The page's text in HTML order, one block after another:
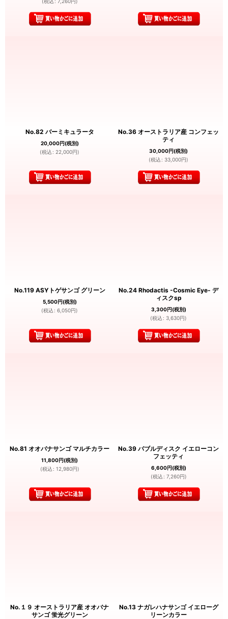
No.82 バーミキュラータ
20,000円(税別)
(税込 : 22,000円)
No.36 オーストラリア産 コンフェッ
ティ
30,000円(税別)
(税込 : 33,000円)
No.119 ASYトゲサンゴ グリーン
5,500円(税別)
(税込 : 6,050円)
No.24 Rhodactis -Cosmic Eye- デ
ィスクsp
3,300円(税別)
(税込 : 3,630円)
No.81 オオバナサンゴ マルチカラー
11,800円(税別)
(税込 : 12,980円)
No.39 バブルディスク イエローコン
フェッティ
6,600円(税別)
(税込 : 7,260円)
No.１９ オーストラリア産 オオバナ
サンゴ 蛍光グリーン
No.13 ナガレハナサンゴ イエローグ
リーンカラー